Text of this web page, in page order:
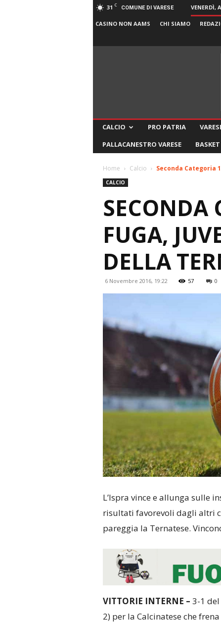
31 C COMUNE DI VARESE VENERDÌ,
CASINO NON AAMS CHI SIAMO
CALCIO PRO PATRIA
PALLACANESTRO VARESE
BASKET
Home Calcio Seconda Categoria
CALCIO
SECONDA
FUGA,
DELLA
6 Novembre 2016, 19:22 57 0
L’Ispra vince e allunga sulle
risultati favorevoli dagli altri
pareggia la Ternatese.
VITTORIE INTERNE – 3-1
2) per la Calcinatese che